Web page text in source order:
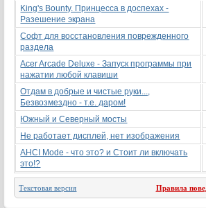
King's Bounty. Принцесса в доспехах -
Разешение экрана
Софт для восстановления поврежденного
раздела
Acer Arcade Deluxe - Запуск программы при
нажатии любой клавиши
Отдам в добрые и чистые руки...,
Безвозмездно - т.е. даром!
Южный и Северный мосты
Не работает дисплей, нет изображения
AHCI Mode - что это? и Стоит ли включать
это!?
Текстовая версия Правила